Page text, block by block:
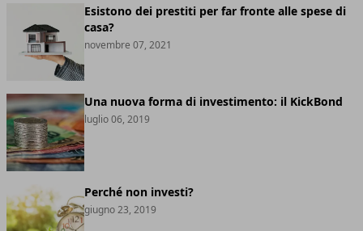
Esistono dei prestiti per far fronte alle spese di
casa?
novembre 07, 2021
Una nuova forma di investimento: il KickBond
luglio 06, 2019
Perché non investi?
giugno 23, 2019